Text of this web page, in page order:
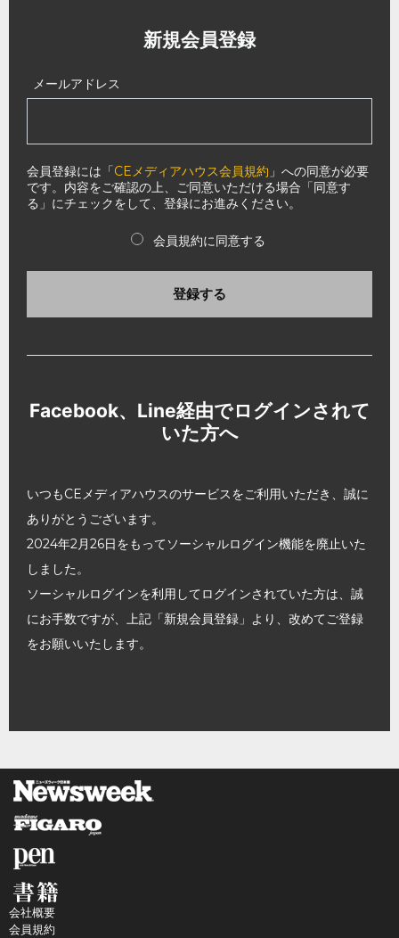
新規会員登録
メールアドレス
会員登録には「CEメディアハウス会員規約 」への同意が必要
です。内容をご確認の上、ご同意いただける場合「同意す
る」にチェックをして、登録にお進みください。
会員規約に同意する
登録する
Facebook、Line経由でログインされて
いた方へ
いつもCEメディアハウスのサービスをご利用いただき、誠に
ありがとうございます。
2024年2月26日をもってソーシャルログイン機能を廃止いた
しました。
ソーシャルログインを利用してログインされていた方は、誠
にお手数ですが、上記「新規会員登録」より、改めてご登録
をお願いいたします。
会社概要
会員規約